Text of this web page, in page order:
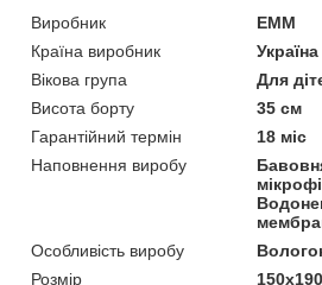
Виробник
ЕММ
Країна виробник
Україна
Вікова група
Для
Висота борту
35 см
Гарантійний термін
18 міс
Наповнення виробу
Особливість виробу
Розмір
150x190